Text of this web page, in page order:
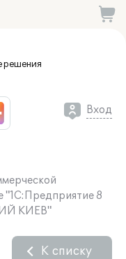
решения
Вход
"1С:Предприятие 8
КИЕВ"
К списку